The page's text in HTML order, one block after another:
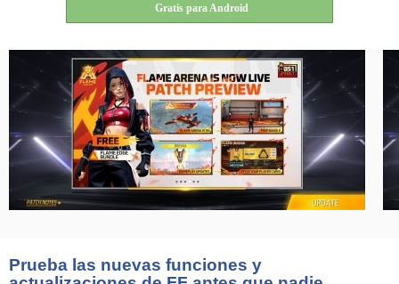
Gratis para Android
Prueba las nuevas funciones y